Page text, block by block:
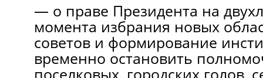
— о праве Президента на
момента избрания новых
советов и формирование
временно остановить
поселковых, городских голов,